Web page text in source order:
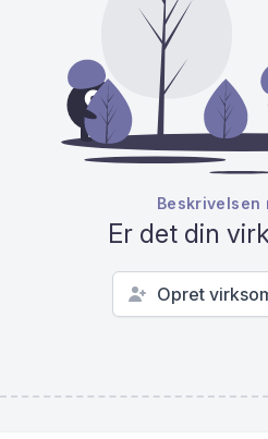
Beskrivelsen
Er det din
Opret